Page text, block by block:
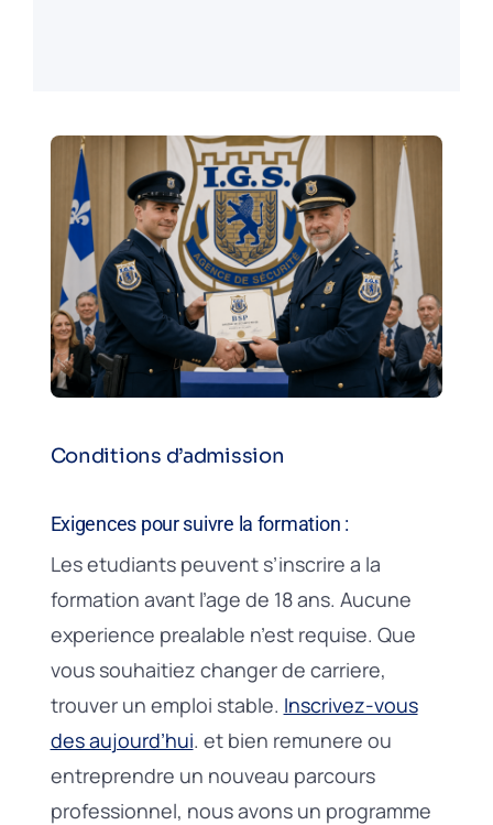
Conditions d’admission
Exigences pour suivre la formation :
Les etudiants peuvent s’inscrire a la
formation avant l’age de 18 ans. Aucune
experience prealable n’est requise. Que
vous souhaitiez changer de carriere,
trouver un emploi stable. Inscrivez-vous
des aujourd’hui. et bien remunere ou
entreprendre un nouveau parcours
professionnel, nous avons un programme